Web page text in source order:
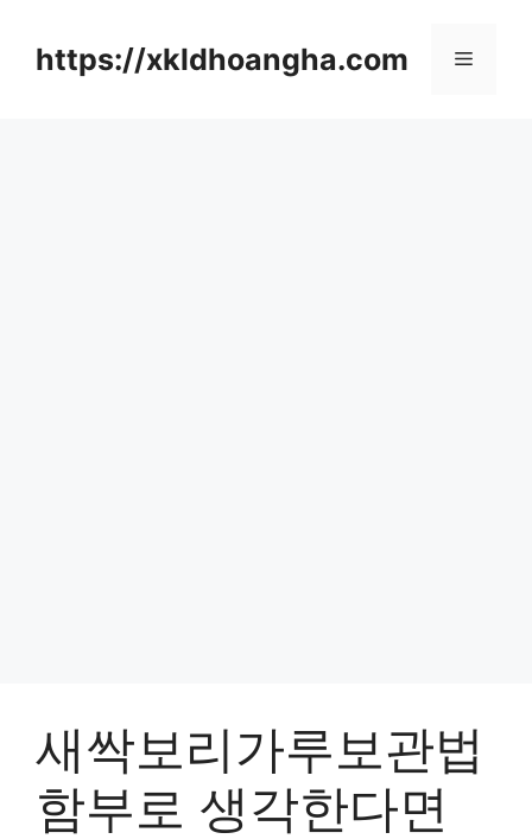
https://xkldhoangha.com 메
새싹보리가루보관법
함부로 생각한다면